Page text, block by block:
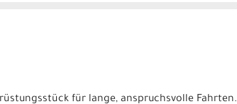
für lange, anspruchsvolle Fahrten.